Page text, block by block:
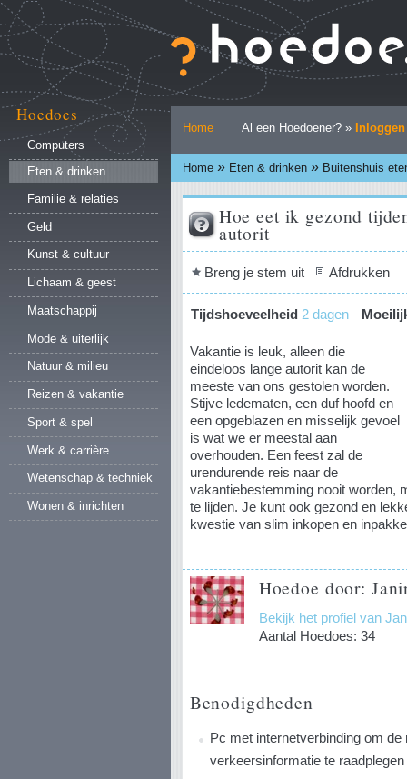
naar
inhoud.
Ga
naar
navigatie
Persoonlijke
hulpmiddelen
Home Al een Hoedoener? » Inloggen
Home » Eten & drinken » Buitenshuis
Hoedoes
Computers
Eten & drinken
Familie & relaties
Geld
Kunst & cultuur
Lichaam & geest
Maatschappij
Mode & uiterlijk
Natuur & milieu
Reizen & vakantie
Sport & spel
Werk & carrière
Wetenschap & techniek
Wonen & inrichten
Hoe eet ik gezond
autorit
Document
Breng je stem uit Afdrukken
Tijdshoeveelheid 2 dagen
Vakantie is leuk, alleen die
eindeloos lange autorit kan de
meeste van ons gestolen worden.
Stijve ledematen, een duf hoofd en
een opgeblazen en misselijk gevoel
is wat we er meestal aan
overhouden. Een feest zal de
urendurende reis naar de
vakantiebestemming nooit worden,
te lijden. Je kunt ook gezond en
kwestie van slim inkopen en
Hoedoe door:
Bekijk het profiel van
Aantal Hoedoes: 34
Benodigdheden
Pc met internetverbinding om de
verkeersinformatie te raadplegen